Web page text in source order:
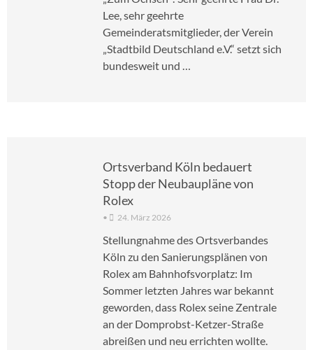
Lee, sehr geehrte
Gemeinderatsmitglieder, der Verein
„Stadtbild Deutschland e.V.“ setzt sich
bundesweit und …
Ortsverband Köln bedauert
Stopp der Neubaupläne von
Rolex
• 24. März 2026
Stellungnahme des Ortsverbandes
Köln zu den Sanierungsplänen von
Rolex am Bahnhofsvorplatz: Im
Sommer letzten Jahres war bekannt
geworden, dass Rolex seine Zentrale
an der Domprobst-Ketzer-Straße
abreißen und neu errichten wollte.